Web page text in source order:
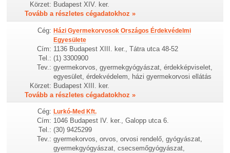
Körzet: Budapest XIV. ker.
Tovább a részletes cégadatokhoz »
Cég: Házi Gyermekorvosok Országos Érdekvédelmi
Egyesülete
Cím: 1136 Budapest XIII. ker., Tátra utca 48-52
Tel.: (1) 3300900
Tev.: gyermekorvos, gyermekgyógyászat, érdekképviselet,
egyesület, érdekvédelem, házi gyermekorvosi ellátás
Körzet: Budapest XIII. ker.
Tovább a részletes cégadatokhoz »
Cég: Lurkó-Med Kft.
Cím: 1046 Budapest IV. ker., Galopp utca 6.
Tel.: (30) 9425299
Tev.: gyermekorvos, orvos, orvosi rendelő, gyógyászat,
gyermekgyógyászat, csecsemőgyógyászat,